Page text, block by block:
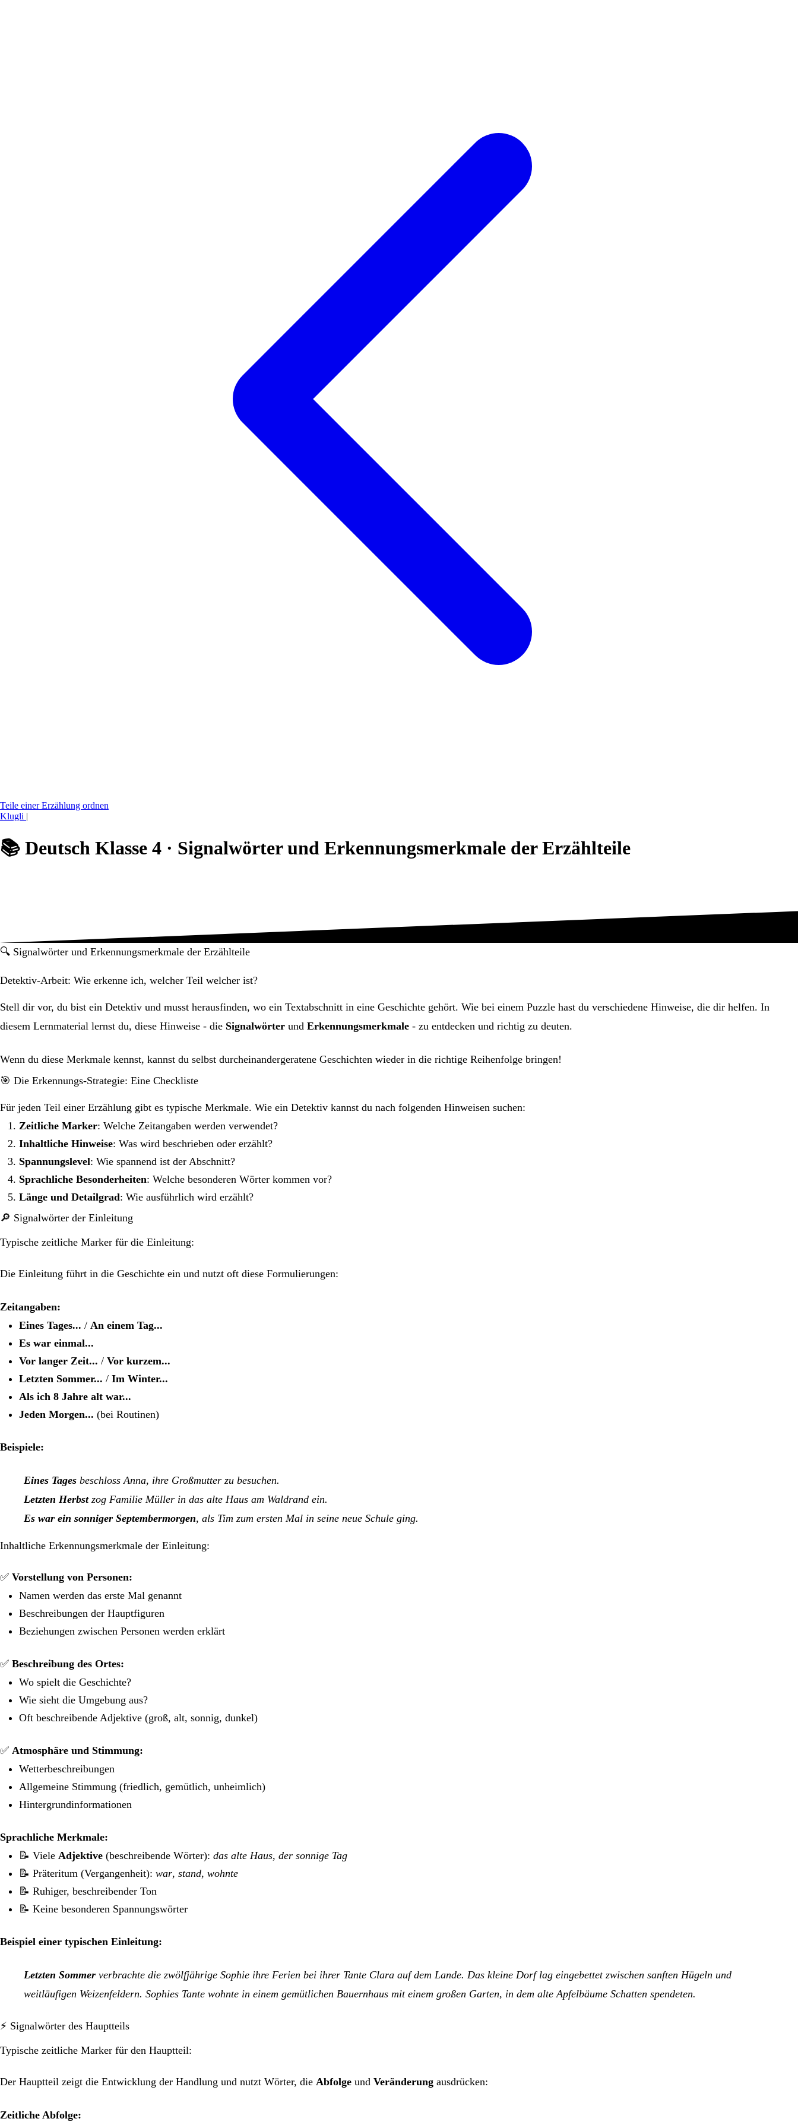
Teile einer Erzählung ordnen
Klugli |
📚 Deutsch Klasse 4 · Signalwörter und Erkennungsmerkmale der Erzählteile
🔍 Signalwörter und Erkennungsmerkmale der Erzählteile
Detektiv-Arbeit: Wie erkenne ich, welcher Teil welcher ist?
Stell dir vor, du bist ein Detektiv und musst herausfinden, wo ein Textabschnitt in eine Geschichte gehört. Wie bei einem Puzzle hast du verschiedene Hinweise, die dir helfen. In
diesem Lernmaterial lernst du, diese Hinweise - die Signalwörter und Erkennungsmerkmale - zu entdecken und richtig zu deuten.
Wenn du diese Merkmale kennst, kannst du selbst durcheinandergeratene Geschichten wieder in die richtige Reihenfolge bringen!
🎯 Die Erkennungs-Strategie: Eine Checkliste
Für jeden Teil einer Erzählung gibt es typische Merkmale. Wie ein Detektiv kannst du nach folgenden Hinweisen suchen:
Zeitliche Marker: Welche Zeitangaben werden verwendet?
Inhaltliche Hinweise: Was wird beschrieben oder erzählt?
Spannungslevel: Wie spannend ist der Abschnitt?
Sprachliche Besonderheiten: Welche besonderen Wörter kommen vor?
Länge und Detailgrad: Wie ausführlich wird erzählt?
🔎 Signalwörter der Einleitung
Typische zeitliche Marker für die Einleitung:
Die Einleitung führt in die Geschichte ein und nutzt oft diese Formulierungen:
Zeitangaben:
Eines Tages... / An einem Tag...
Es war einmal...
Vor langer Zeit... / Vor kurzem...
Letzten Sommer... / Im Winter...
Als ich 8 Jahre alt war...
Jeden Morgen... (bei Routinen)
Beispiele:
Eines Tages beschloss Anna, ihre Großmutter zu besuchen.
Letzten Herbstzog Familie Müller in das alte Haus am Waldrand ein.
Es war ein sonniger Septembermorgen, als Tim zum ersten Mal in seine neue Schule ging.
Inhaltliche Erkennungsmerkmale der Einleitung:
✅ Vorstellung von Personen:
Namen werden das erste Mal genannt
Beschreibungen der Hauptfiguren
Beziehungen zwischen Personen werden erklärt
✅ Beschreibung des Ortes:
Wo spielt die Geschichte?
Wie sieht die Umgebung aus?
Oft beschreibende Adjektive (groß, alt, sonnig, dunkel)
✅ Atmosphäre und Stimmung:
Wetterbeschreibungen
Allgemeine Stimmung (friedlich, gemütlich, unheimlich)
Hintergrundinformationen
Sprachliche Merkmale:
📝 Viele Adjektive (beschreibende Wörter): das alte Haus, der sonnige Tag
📝 Präteritum (Vergangenheit): war, stand, wohnte
📝 Ruhiger, beschreibender Ton
📝 Keine besonderen Spannungswörter
Beispiel einer typischen Einleitung:
Letzten Sommer verbrachte die zwölfjährige Sophie ihre Ferien bei ihrer Tante Clara auf dem Lande. Das kleine Dorf lag eingebettet zwischen sanften Hügeln und
weitläufigen Weizenfeldern. Sophies Tante wohnte in einem gemütlichen Bauernhaus mit einem großen Garten, in dem alte Apfelbäume Schatten spendeten.
⚡ Signalwörter des Hauptteils
Typische zeitliche Marker für den Hauptteil:
Der Hauptteil zeigt die Entwicklung der Handlung und nutzt Wörter, die Abfolge und Veränderung ausdrücken:
Zeitliche Abfolge: